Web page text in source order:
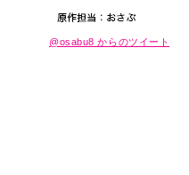
@osabu8 からのツイート